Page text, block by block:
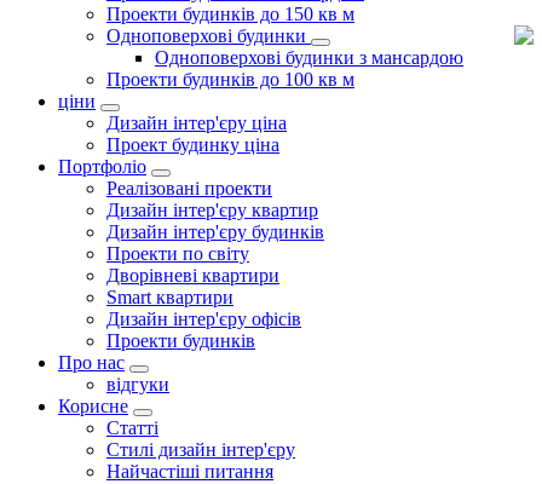
Проекти будинків до 150 кв м
Одноповерхові будинки
Одноповерхові будинки з мансардою
Проекти будинків до 100 кв м
ціни
Дизайн інтер'єру ціна
Проект будинку ціна
Портфоліо
Реалізовані проекти
Дизайн інтер'єру квартир
Дизайн інтер'єру будинків
Проекти по світу
Дворівневі квартири
Smart квартири
Дизайн інтер'єру офісів
Проекти будинків
Про нас
відгуки
Корисне
Статті
Cтилі дизайн інтер'єру
Найчастіші питання